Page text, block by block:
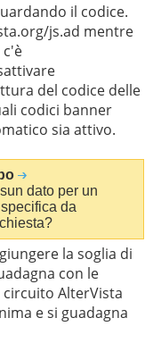
il codice.
js.ad mentre
c'è
del codice delle
codici banner
sia attivo.
dato per un
da
la soglia di
con le
circuito AlterVista
e si guadagna